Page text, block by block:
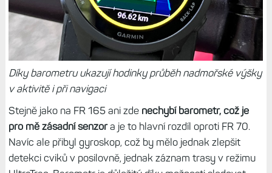
Tip:Recenze pedálů s wattmeterem Rally XC 200:
Změřte si výkon a metriky cyklistické dynamiky